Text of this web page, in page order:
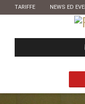
TARIFFE NEWS ED